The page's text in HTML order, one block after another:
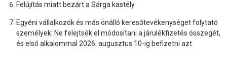
Felújítás miatt bezárt a Sárga kastély
Egyéni vállalkozók és más önálló keresőtevékenységet folytató
személyek: Ne felejtsék el módosítani a járulékfizetés összegét,
és első alkalommal 2026. augusztus 10-ig befizetni azt